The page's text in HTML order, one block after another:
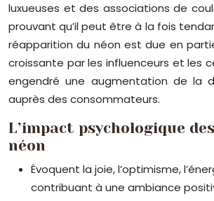
luxueuses et des associations de
prouvant qu’il peut être à la fois
réapparition du néon est due en
croissante par les influenceurs et les
engendré une augmentation de la
auprès des consommateurs.
L’impact psychologique
néon
Évoquent la joie, l’optimisme,
contribuant à une ambiance